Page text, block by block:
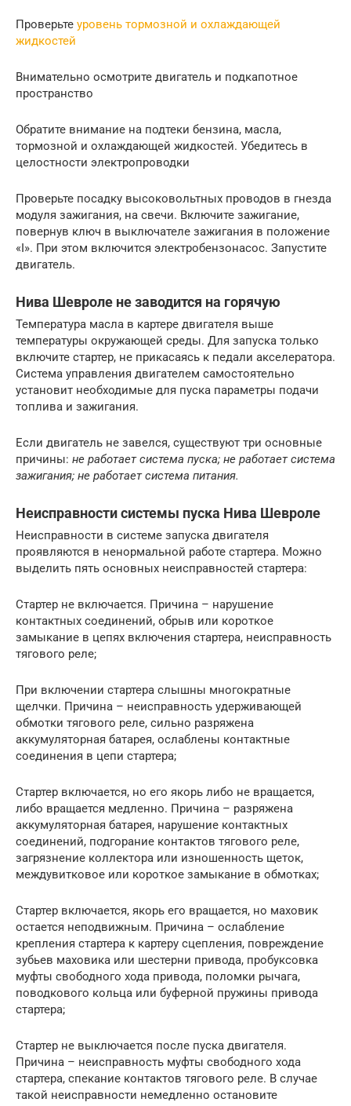
Проверьте уровень тормозной и охлаждающей
жидкостей
Внимательно осмотрите двигатель и подкапотное
пространство
Обратите внимание на подтеки бензина, масла,
тормозной и охлаждающей жидкостей. Убедитесь в
целостности электропроводки
Проверьте посадку высоковольтных проводов в гнезда
модуля зажигания, на свечи. Включите зажигание,
повернув ключ в выключателе зажигания в положение
«I». При этом включится электробензонасос. Запустите
двигатель.
Нива Шевроле не заводится на горячую
Температура масла в картере двигателя выше
температуры окружающей среды. Для запуска только
включите стартер, не прикасаясь к педали акселератора.
Система управления двигателем самостоятельно
установит необходимые для пуска параметры подачи
топлива и зажигания.
Если двигатель не завелся, существуют три основные
причины: не работает система пуска; не работает система
зажигания; не работает система питания.
Неисправности системы пуска Нива Шевроле
Неисправности в системе запуска двигателя
проявляются в ненормальной работе стартера. Можно
выделить пять основных неисправностей стартера:
Стартер не включается. Причина – нарушение
контактных соединений, обрыв или короткое
замыкание в цепях включения стартера, неисправность
тягового реле;
При включении стартера слышны многократные
щелчки. Причина – неисправность удерживающей
обмотки тягового реле, сильно разряжена
аккумуляторная батарея, ослаблены контактные
соединения в цепи стартера;
Стартер включается, но его якорь либо не вращается,
либо вращается медленно. Причина – разряжена
аккумуляторная батарея, нарушение контактных
соединений, подгорание контактов тягового реле,
загрязнение коллектора или изношенность щеток,
междувитковое или короткое замыкание в обмотках;
Стартер включается, якорь его вращается, но маховик
остается неподвижным. Причина – ослабление
крепления стартера к картеру сцепления, повреждение
зубьев маховика или шестерни привода, пробуксовка
муфты свободного хода привода, поломки рычага,
поводкового кольца или буферной пружины привода
стартера;
Стартер не выключается после пуска двигателя.
Причина – неисправность муфты свободного хода
стартера, спекание контактов тягового реле. В случае
такой неисправности немедленно остановите